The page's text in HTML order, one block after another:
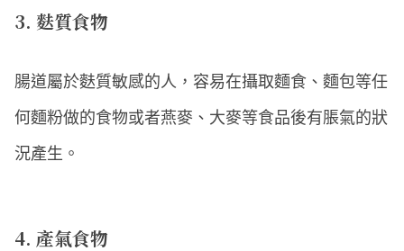
3. 麩質食物
腸道屬於麩質敏感的人，容易在攝取麵食、麵包等任
何麵粉做的食物或者燕麥、大麥等食品後有脹氣的狀
況產生。
4. 產氣食物